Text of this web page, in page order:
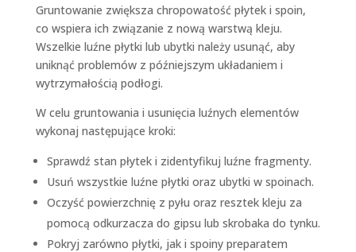
Gruntowanie zwiększa chropowatość płytek i spoin,
co wspiera ich związanie z nową warstwą kleju.
Wszelkie luźne płytki lub ubytki należy usunąć, aby
uniknąć problemów z późniejszym układaniem i
wytrzymałością podłogi.
W celu gruntowania i usunięcia luźnych elementów
wykonaj następujące kroki:
Sprawdź stan płytek i zidentyfikuj luźne fragmenty.
Usuń wszystkie luźne płytki oraz ubytki w spoinach.
Oczyść powierzchnię z pyłu oraz resztek kleju za
pomocą odkurzacza do gipsu lub skrobaka do tynku.
Pokryj zarówno płytki, jak i spoiny preparatem